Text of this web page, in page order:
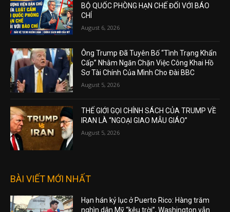
BỘ QUỐC PHÒNG HẠN CHẾ ĐỐI VỚI BÁO
CHÍ
August 6, 2026
Ông Trump Đã Tuyên Bố “Tình Trạng Khẩn
Cấp” Nhằm Ngăn Chặn Việc Công Khai Hồ
Sơ Tài Chính Của Mình Cho Đài BBC
August 5, 2026
THẾ GIỚI GỌI CHÍNH SÁCH CỦA TRUMP VỀ
IRAN LÀ “NGOẠI GIAO MẪU GIÁO”
August 5, 2026
BÀI VIẾT MỚI NHẤT
Hạn hán kỷ lục ở Puerto Rico: Hàng trăm
nghìn dân Mỹ “kêu trời”, Washington vẫn